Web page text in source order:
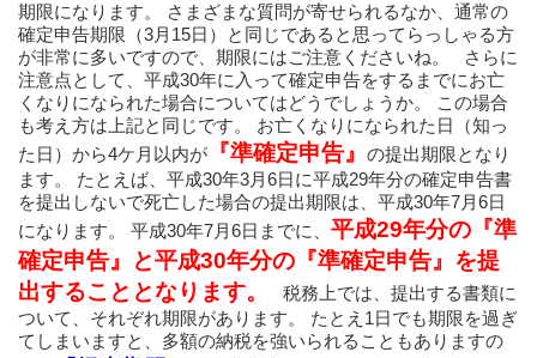
期限になります。 さまざまな質問が寄せられるなか、通常の
確定申告期限（3月15日）と同じであると思ってらっしゃる方
が非常に多いですので、期限にはご注意くださいね。 さらに
注意点として、平成30年に入って確定申告をするまでにお亡
くなりになられた場合についてはどうでしょうか。 この場合
も考え方は上記と同じです。 お亡くなりになられた日（知っ
た日）から4ケ月以内が
『準確定申告』 の提出期限となり
ます。 たとえば、平成30年3月6日に平成29年分の確定申告書
を提出しないで死亡した場合の提出期限は、平成30年7月6日
になります。 平成30年7月6日までに、 平成29年分の『準
確定申告』と平成30年分の『準確定申告』を提
出することとなります。
税務上では、提出する書類に
ついて、それぞれ期限があります。 たとえ1日でも期限を過ぎ
てしまいますと、多額の納税を強いられることもありますの